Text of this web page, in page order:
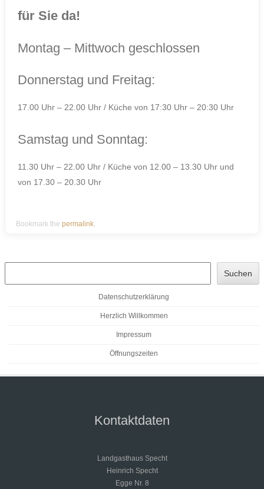
für Sie da!
Montag – Mittwoch geschlossen
Donnerstag und Freitag:
17.00 Uhr – 22.00 Uhr / Küche von 17:30 Uhr – 20:30 Uhr
Samstag und Sonntag:
11.30 Uhr – 22.00 Uhr / Küche von 12.00 – 13.30 Uhr und
von 17.30 – 20.30 Uhr
Bookmark the permalink.
Suchen
Datenschutzerklärung
Herzlich Willkommen
Impressum
Öffnungszeiten
Kontaktdaten
Landgasthaus Specht
Heinrich Specht
Egge Nr. 8